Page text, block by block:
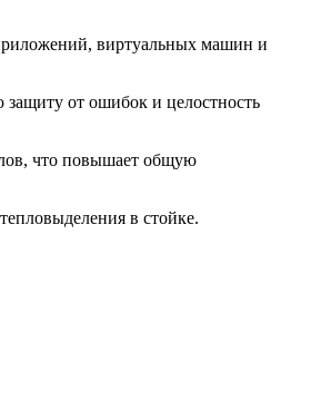
виртуальных машин и
от ошибок и целостность
что повышает общую
в стойке.